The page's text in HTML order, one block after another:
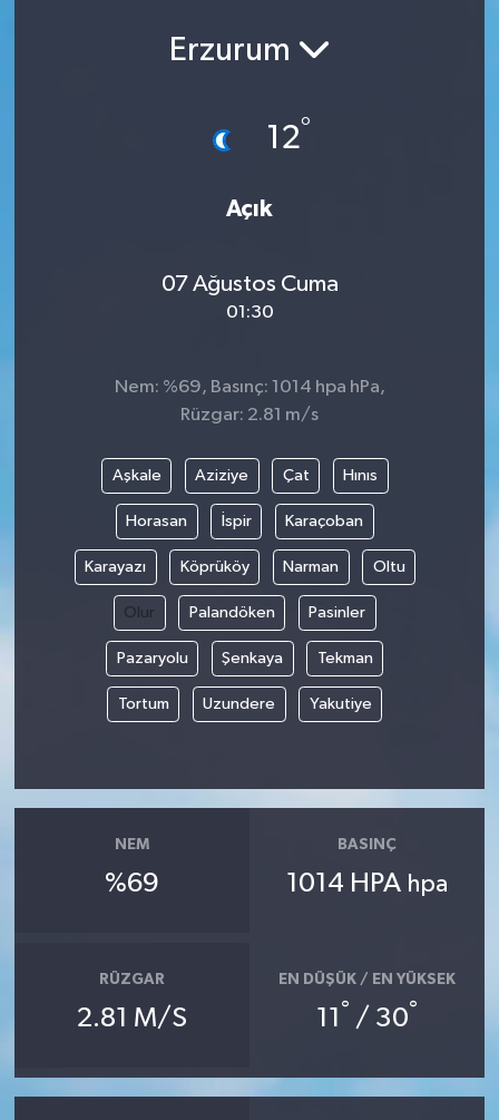
Erzurum
12°
Açık
07 Ağustos Cuma
01:30
Nem: %69, Basınç: 1014 hpa hPa,
Rüzgar: 2.81 m/s
Aşkale Aziziye Çat Hınıs
Horasan İspir Karaçoban
Karayazı Köprüköy Narman Oltu
Olur Palandöken Pasinler
Pazaryolu Şenkaya Tekman
Tortum Uzundere Yakutiye
NEM
%69
BASINÇ
1014 HPA hpa
RÜZGAR
2.81 M/S
EN DÜŞÜK / EN YÜKSEK
11 ° / 30°